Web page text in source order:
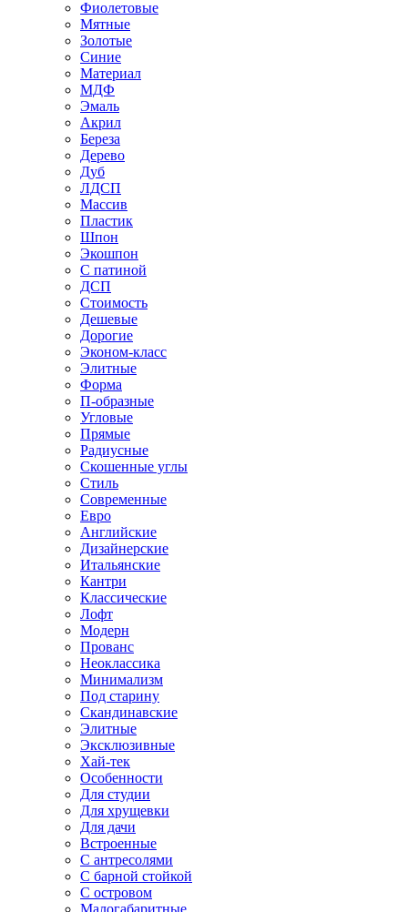
Фиолетовые
Мятные
Золотые
Синие
Материал
МДФ
Эмаль
Акрил
Береза
Дерево
Дуб
ЛДСП
Массив
Пластик
Шпон
Экошпон
С патиной
ДСП
Стоимость
Дешевые
Дорогие
Эконом-класс
Элитные
Форма
П-образные
Угловые
Прямые
Радиусные
Скошенные углы
Стиль
Современные
Евро
Английские
Дизайнерские
Итальянские
Кантри
Классические
Лофт
Модерн
Прованс
Неоклассика
Минимализм
Под старину
Скандинавские
Элитные
Эксклюзивные
Хай-тек
Особенности
Для студии
Для хрущевки
Для дачи
Встроенные
С антресолями
С барной стойкой
С островом
Малогабаритные